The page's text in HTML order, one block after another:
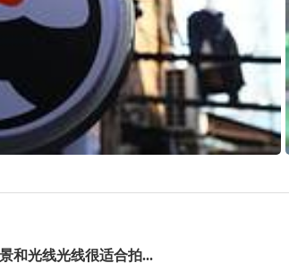
和光线光线很适合拍...